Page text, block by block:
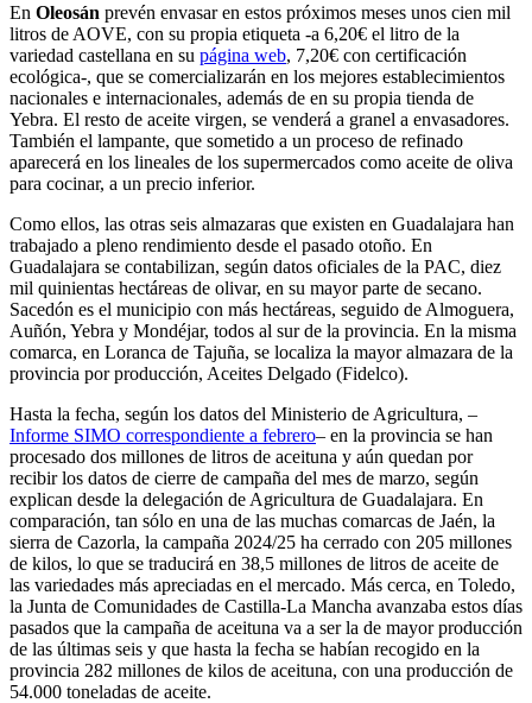
En Oleosán prevén envasar en estos próximos meses unos cien mil
litros de AOVE, con su propia etiqueta -a 6,20€ el litro de la
variedad castellana en su página web, 7,20€ con certificación
ecológica-, que se comercializarán en los mejores establecimientos
nacionales e internacionales, además de en su propia tienda de
Yebra. El resto de aceite virgen, se venderá a granel a envasadores.
También el lampante, que sometido a un proceso de refinado
aparecerá en los lineales de los supermercados como aceite de oliva
para cocinar, a un precio inferior.
Como ellos, las otras seis almazaras que existen en Guadalajara han
trabajado a pleno rendimiento desde el pasado otoño. En
Guadalajara se contabilizan, según datos oficiales de la PAC, diez
mil quinientas hectáreas de olivar, en su mayor parte de secano.
Sacedón es el municipio con más hectáreas, seguido de Almoguera,
Auñón, Yebra y Mondéjar, todos al sur de la provincia. En la misma
comarca, en Loranca de Tajuña, se localiza la mayor almazara de la
provincia por producción, Aceites Delgado (Fidelco).
Hasta la fecha, según los datos del Ministerio de Agricultura, –
Informe SIMO correspondiente a febrero– en la provincia se han
procesado dos millones de litros de aceituna y aún quedan por
recibir los datos de cierre de campaña del mes de marzo, según
explican desde la delegación de Agricultura de Guadalajara. En
comparación, tan sólo en una de las muchas comarcas de Jaén, la
sierra de Cazorla, la campaña 2024/25 ha cerrado con 205 millones
de kilos, lo que se traducirá en 38,5 millones de litros de aceite de
las variedades más apreciadas en el mercado. Más cerca, en Toledo,
la Junta de Comunidades de Castilla-La Mancha avanzaba estos días
pasados que la campaña de aceituna va a ser la de mayor producción
de las últimas seis y que hasta la fecha se habían recogido en la
provincia 282 millones de kilos de aceituna, con una producción de
54.000 toneladas de aceite.